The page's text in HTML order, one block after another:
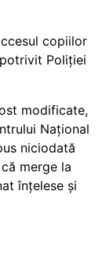
copiilor
Poliției
modificate,
Național
niciodată
merge la
înțelese și